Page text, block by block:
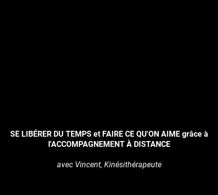
SE LIBÉRER DU TEMPS et FAIRE CE QU'ON AIME grâce à
l'ACCOMPAGNEMENT À DISTANCE
avec Vincent, Kinésithérapeute